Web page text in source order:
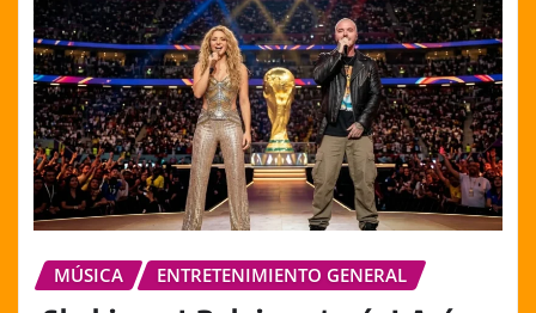
MÚSICA ENTRETENIMIENTO GENERAL